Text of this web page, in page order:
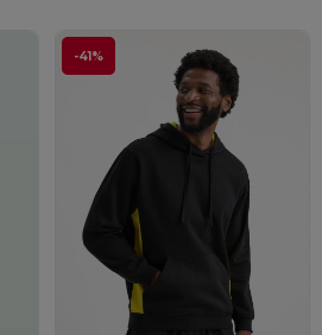
-41%